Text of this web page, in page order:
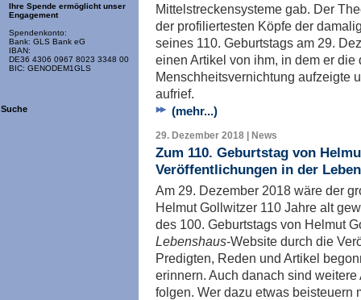
Ihre Spende ermöglicht unser
Engagement
Spendenkonto:
Bank: GLS Bank eG
IBAN:
DE36 4306 0967 8023 3348 00
BIC: GENODEM1GLS
Suche
Mittelstreckensysteme gab. Der
der profiliertesten Köpfe der
seines 110. Geburtstags am 29.
einen Artikel von ihm, in dem er die
Menschheitsvernichtung aufzeigte
aufrief.
(mehr...)
29. Dezember 2018 | News
Zum 110. Geburtstag von
Veröffentlichungen in der
Am 29. Dezember 2018 wäre der
Helmut Gollwitzer 110 Jahre alt
des 100. Geburtstags von Helmut
Lebenshaus-Website durch die
Predigten, Reden und Artikel
erinnern. Auch danach sind
folgen. Wer dazu etwas beisteuern